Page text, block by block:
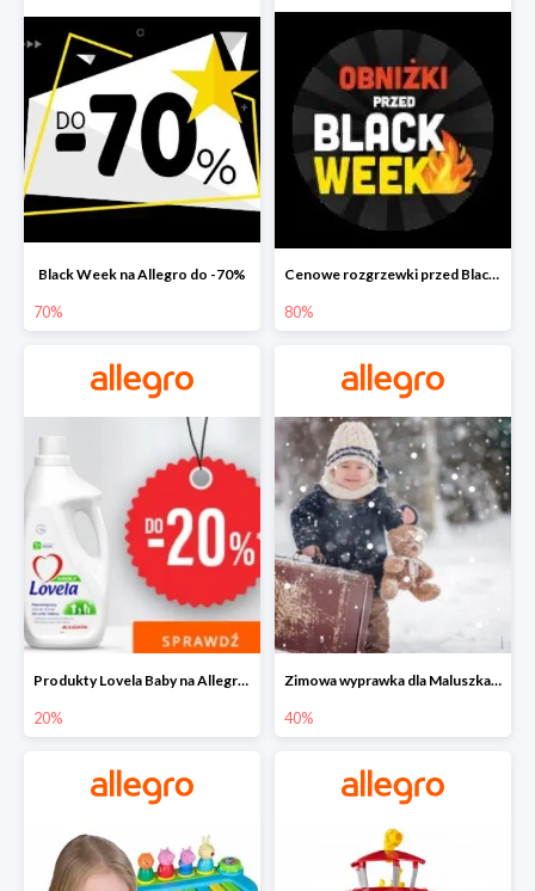
Black Week na Allegro do -70%
70%
Cenowe rozgrzewki przed Black Friday na Allegro do -80%
80%
Produkty Lovela Baby na Allegro do -20%
20%
Zimowa wyprawka dla Maluszka na Allegro do -40%
40%